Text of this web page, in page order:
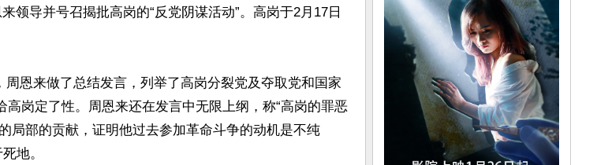
领导并号召揭批高岗的“反党阴谋活动”。高岗于2月17日
恩来做了总结发言，列举了高岗分裂党及夺取党和国家
高岗定了性。周恩来还在发言中无限上纲，称“高岗的罪恶
局部的贡献，证明他过去参加革命斗争的动机是不纯
地。